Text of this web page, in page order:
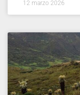
12 marzo 2026